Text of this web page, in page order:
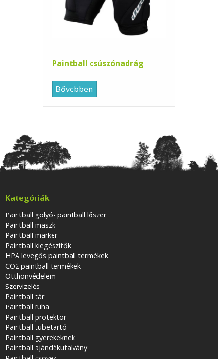
Paintball csúszónadrág
Bővebben
Kategóriák
Paintball golyó- paintball lőszer
Paintball maszk
Paintball marker
Paintball kiegészitők
HPA levegős paintball termékek
CO2 paintball termékek
Otthonvédelem
Szervizelés
Paintball tár
Paintball ruha
Paintball protektor
Paintball tubetartó
Paintball gyerekeknek
Paintball ajándékutalvány